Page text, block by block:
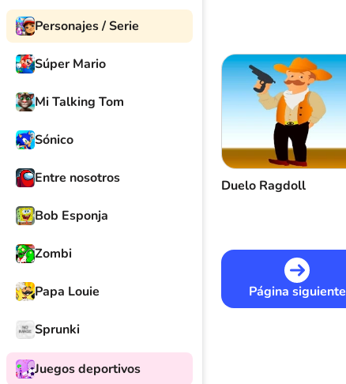
Personajes / Serie
Súper Mario
Mi Talking Tom
Sónico
Entre nosotros
Bob Esponja
Zombi
Papa Louie
Sprunki
Juegos deportivos
Duelo Ragdoll
Página siguiente